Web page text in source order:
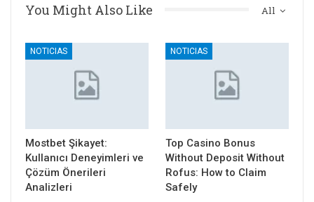
All
You Might Also Like
NOTICIAS
Mostbet Şikayet:
Kullanıcı Deneyimleri ve
Çözüm Önerileri
Analizleri
NOTICIAS
Top Casino Bonus
Without Deposit Without
Rofus: How to Claim
Safely